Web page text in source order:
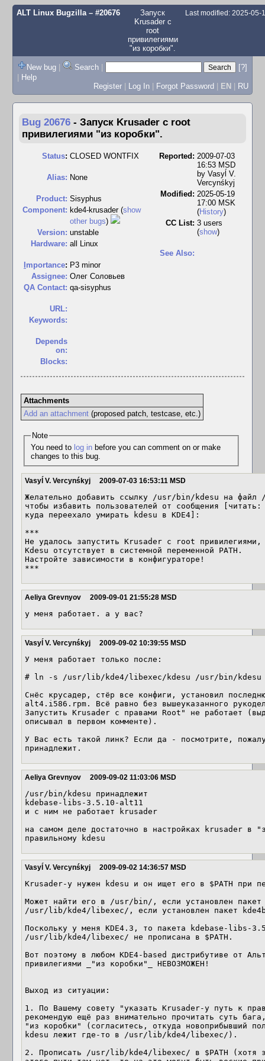
ALT Linux Bugzilla– #20676
Запуск
Krusader с
root
привилегиями
"из коробки".
Last modified: 2025-05-
New bug | Search |
[?]
| Help
Register | Log In | Forgot Password | EN | RU
Bug 20676 - Запуск Krusader с root
привилегиями "из коробки".
Status: CLOSED WONTFIX
Alias: None
Product: Sisyphus
Component: kde4-krusader (show
other bugs)
Version: unstable
Hardware: all Linux
mportance: P3 minor
Assignee: Олег Соловьев
QA Contact: qa-sisyphus
URL:
Keywords:
Depends
on:
Blocks:
Reported: 2009-07-03
16:53 MSD
by Vasyĺ V.
Vercynśkyj
Modified: 2025-05-19
17:00 MSK
(History)
CC List: 3 users
(show)
See Also:
Attachments
Add an attachment(proposed patch, testcase, etc.)
Note
You need to log inbefore you can comment on or make
changes to this bug.
Vasyĺ V. Vercynśkyj 2009-07-03 16:53:11 MSD
Желательно добавить ссылку /usr/bin/kdesu на
чтобы избавить пользователей от сообщения
куда переехало умирать kdesu в KDE4]:
***
Не удалось запустить Krusader c root
Kdesu отсутствует в системной переменной PATH.
Настройте зависимости в конфигураторе!
***
Aeliya Grevnyov 2009-09-01 21:55:28 MSD
у меня работает. а у вас?
Vasyĺ V. Vercynśkyj 2009-09-02 10:39:55 MSD
У меня работает только после:
# ln -s /usr/lib/kde4/libexec/kdesu /usr/bin/kdesu
Снёс крусадер, стёр все конфиги, установил
alt4.i586.rpm. Всё равно без вышеуказанного
Запустить Krusader с правами Root" не работает
описывал в первом комменте).
У Вас есть такой линк? Если да - посмотрите,
принадлежит.
Aeliya Grevnyov 2009-09-02 11:03:06 MSD
/usr/bin/kdesu принадлежит
kdebase-libs-3.5.10-alt11
и с ним не работает krusader
на самом деле достаточно в настройках krusader в
правильному kdesu
Vasyĺ V. Vercynśkyj 2009-09-02 14:36:57 MSD
Krusader-у нужен kdesu и он ищет его в $PATH при
Может найти его в /usr/bin/, если установлен
/usr/lib/kde4/libexec/, если установлен пакет
Поскольку у меня KDE4.3, то пакета kdebase-libs-
/usr/lib/kde4/libexec/ не прописана в $PATH.
Вот поэтому в любом KDE4-based дистрибутиве от
привилегиями _"из коробки"_ НЕВОЗМОЖЕН!
Выход из ситуации:
1. По Вашему совету "указать Krusader-у путь к
рекомендую ещё раз внимательно прочитать суть
"из коробки" (согласитесь, откуда новоприбывший
kdesu лежит где-то в /usr/lib/kde4/libexec/).
2. Прописать /usr/lib/kde4/libexec/ в $PATH (хотя